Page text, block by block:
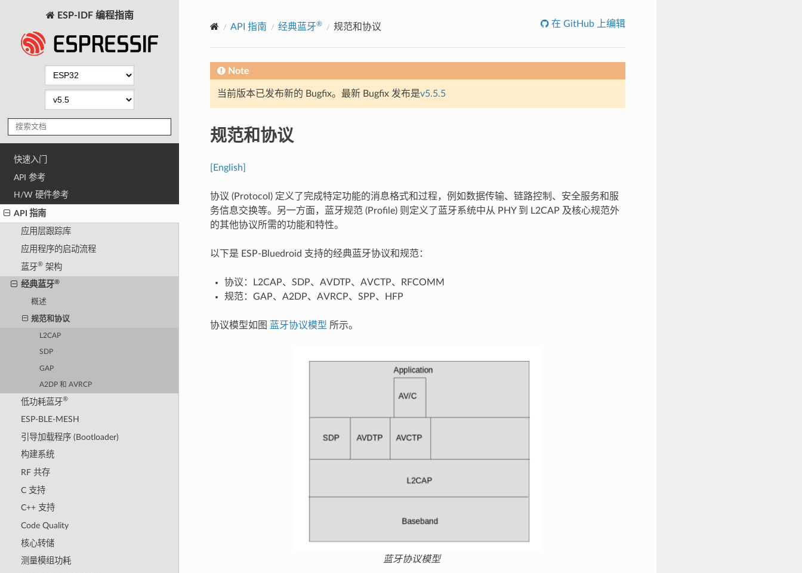
ESP-IDF 编程指南
快速入门
API 参考
H/W 硬件参考
API 指南
应用层跟踪库
应用程序的启动流程
蓝牙®架构
经典蓝牙®
概述
规范和协议
L2CAP
SDP
GAP
A2DP 和 AVRCP
低功耗蓝牙®
ESP-BLE-MESH
引导加载程序 (Bootloader)
构建系统
RF 共存
C 支持
C++ 支持
Code Quality
核心转储
测量模组功耗
API 指南 经典蓝牙® 规范和协议 在 GitHub 上编辑
Note
当前版本已发布新的 Bugfix。最新 Bugfix 发布是v5.5.5
规范和协议
[English]
协议 (Protocol) 定义了完成特定功能的消息格式和过程，例如数据传输、链路控制、安全服务和服
务信息交换等。另一方面，蓝牙规范 (Profile) 则定义了蓝牙系统中从 PHY 到 L2CAP 及核心规范外
的其他协议所需的功能和特性。
以下是 ESP-Bluedroid 支持的经典蓝牙协议和规范：
协议：L2CAP、SDP、AVDTP、AVCTP、RFCOMM
规范：GAP、A2DP、AVRCP、SPP、HFP
协议模型如图 蓝牙协议模型 所示。
蓝牙协议模型